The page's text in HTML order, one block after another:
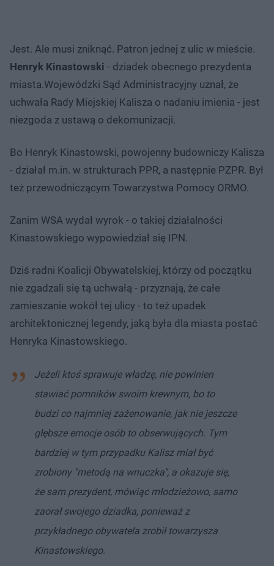
Jest. Ale musi zniknąć. Patron jednej z ulic w mieście.
Henryk Kinastowski - dziadek obecnego prezydenta
miasta.Wojewódzki Sąd Administracyjny uznał, że
uchwała Rady Miejskiej Kalisza o nadaniu imienia - jest
niezgoda z ustawą o dekomunizacji.
Bo Henryk Kinastowski, powojenny budowniczy Kalisza
- działał m.in. w strukturach PPR, a następnie PZPR. Był
też przewodniczącym Towarzystwa Pomocy ORMO.
Zanim WSA wydał wyrok - o takiej działalności
Kinastowskiego wypowiedział się IPN.
Dziś radni Koalicji Obywatelskiej, którzy od początku
nie zgadzali się tą uchwałą - przyznają, że całe
zamieszanie wokół tej ulicy - to też upadek
architektonicznej legendy, jaką była dla miasta postać
Henryka Kinastowskiego.
Jeżeli ktoś sprawuje władzę, nie powinien
stawiać pomników swoim krewnym, bo to
budzi co najmniej zażenowanie, jak nie jeszcze
głębsze emocje osób to obserwujących. Tym
bardziej w tym przypadku Kalisz miał być
zrobiony "metodą na wnuczka", a okazuje się,
że sam prezydent, mówiąc młodzieżowo, samo
zaorał swojego dziadka, ponieważ z
przykładnego obywatela zrobił towarzysza
Kinastowskiego.